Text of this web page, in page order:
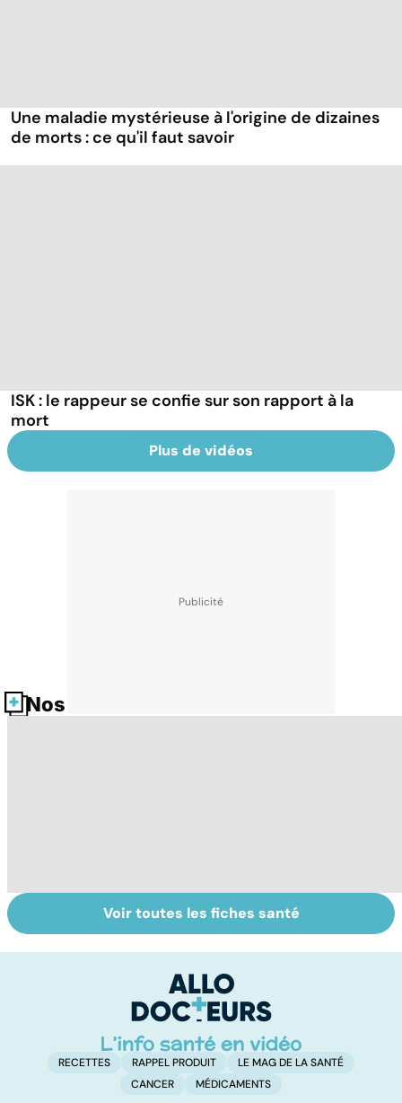
Une maladie mystérieuse à l'origine de dizaines
de morts : ce qu'il faut savoir
ISK : le rappeur se confie sur son rapport à la
mort
Plus de vidéos
Nos fiches santé
La tuberculose
pulmonaire
Violences
sexuelles :
remettre ?
Voir toutes les fiches santé
RECETTES RAPPEL PRODUIT
LE MAG DE LA SANTÉ
CANCER
MÉDICAMENTS